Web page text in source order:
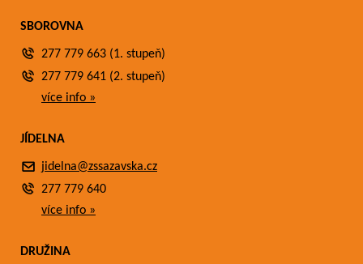
SBOROVNA
277 779 663 (1. stupeň)
277 779 641 (2. stupeň)
více info »
JÍDELNA
jidelna@zssazavska.cz
277 779 640
více info »
DRUŽINA